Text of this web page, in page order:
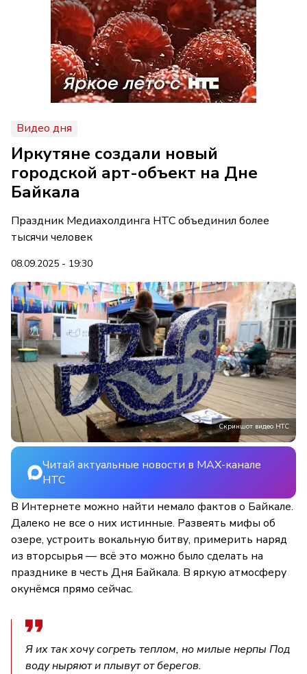
Видео дня
Иркутяне создали новый
городской арт-объект на Дне
Байкала
Праздник Медиахолдинга НТС объединил более
тысячи человек
08.09.2025 - 19:30
Скриншот видео НТС
Читай актуальные новости в MAX-канале
НТС
В Интернете можно найти немало фактов о Байкале.
Далеко не все о них истинные. Развеять мифы об
озере, устроить вокальную битву, примерить наряд
из вторсырья — всё это можно было сделать на
празднике в честь Дня Байкала. В яркую атмосферу
окунёмся прямо сейчас.
Я их так хочу согреть теплом, но милые нерпы Под
воду ныряют и плывут от берегов.